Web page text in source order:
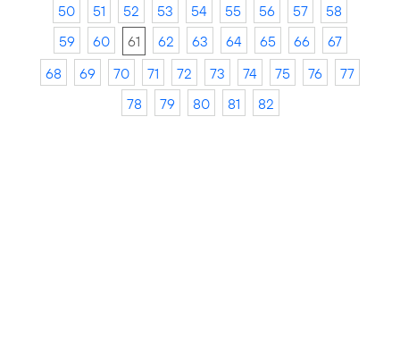
50
51 52 53 54 55 56 57
58
59
60 61 62 63 64 65 66
67
68
69 70 71 72 73 74 75 76
77
78
79 80 81 82